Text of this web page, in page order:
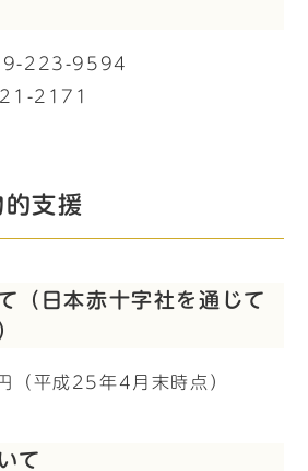
223-9594
2171
支援
（日本赤十字社を通じて
平成25年4月末時点）
て